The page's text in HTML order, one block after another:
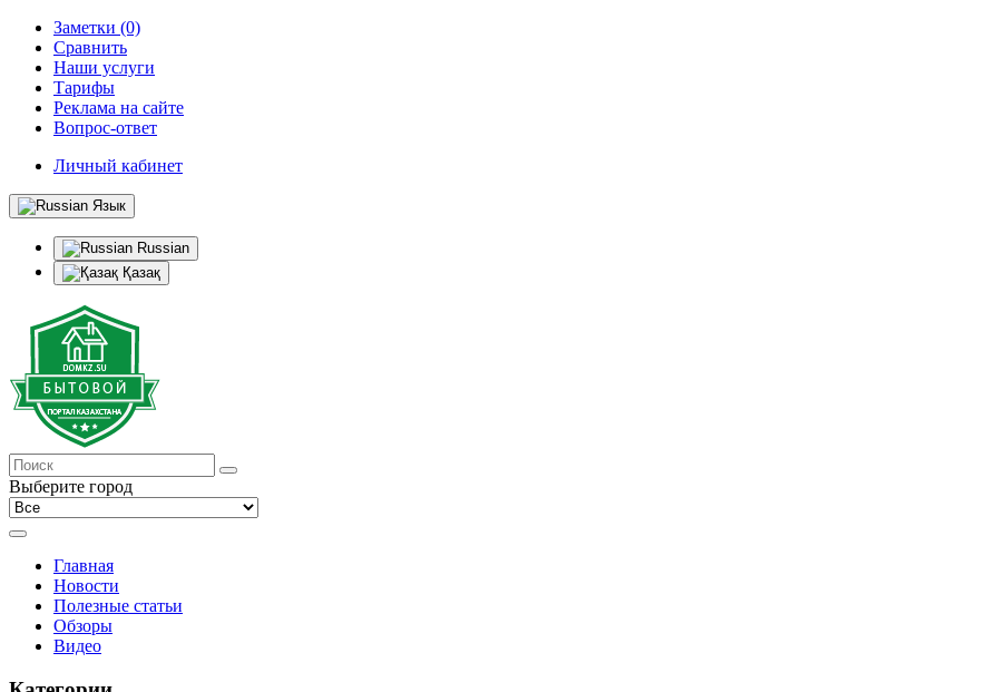
Заметки (0)
Сравнить
Наши услуги
Тарифы
Реклама на сайте
Вопрос-ответ
Личный кабинет
Язык
Russian
Қазақ
Выберите город
Главная
Новости
Полезные статьи
Обзоры
Видео